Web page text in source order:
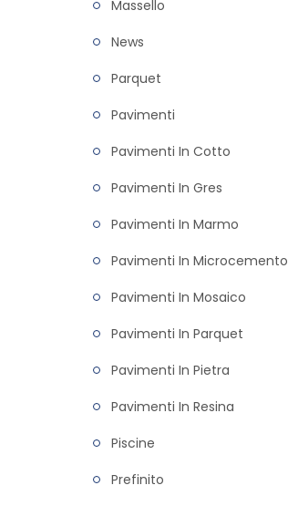
Massello
News
Parquet
Pavimenti
Pavimenti In Cotto
Pavimenti In Gres
Pavimenti In Marmo
Pavimenti In Microcemento
Pavimenti In Mosaico
Pavimenti In Parquet
Pavimenti In Pietra
Pavimenti In Resina
Piscine
Prefinito